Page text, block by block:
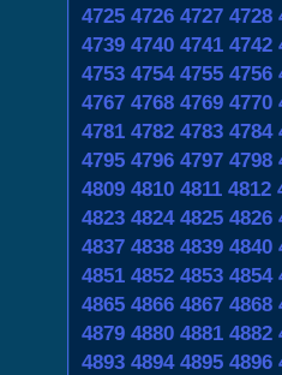
4725 4726 4727 4728
4739 4740 4741 4742
4753 4754 4755 4756
4767 4768 4769 4770
4781 4782 4783 4784
4795 4796 4797 4798
4809 4810 4811 4812
4823 4824 4825 4826
4837 4838 4839 4840
4851 4852 4853 4854
4865 4866 4867 4868
4879 4880 4881 4882
4893 4894 4895 4896